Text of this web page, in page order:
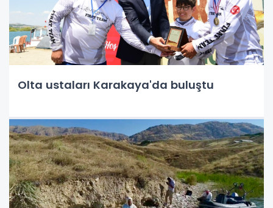
Olta ustaları Karakaya'da buluştu